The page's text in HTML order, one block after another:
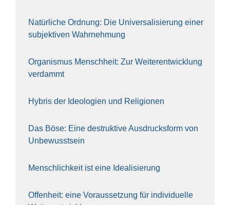
Natür­li­che Ord­nung: Die Uni­ver­sa­li­sie­rung einer
sub­jek­ti­ven Wahr­neh­mung
Orga­nis­mus Mensch­heit: Zur Wei­ter­ent­wick­lung
ver­dammt
Hybris der Ideo­lo­gien und Reli­gio­nen
Das Böse: Eine destruk­ti­ve Aus­drucks­form von
Unbe­wusst­sein
Mensch­lich­keit ist eine Idea­li­sie­rung
Offen­heit: eine Vor­aus­set­zung für indi­vi­du­el­le